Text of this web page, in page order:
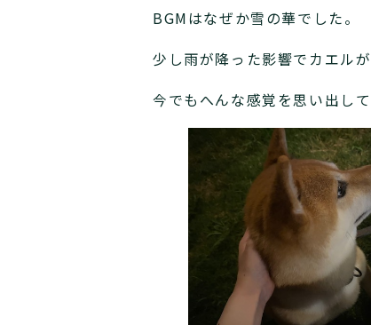
BGMはなぜか雪の華でした。
少し雨が降った影響でカエル
今でもへんな感覚を思い出し